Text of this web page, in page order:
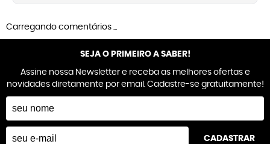
Carregando comentários ...
SEJA O PRIMEIRO A SABER!
Assine nossa Newsletter e receba as melhores ofertas e
novidades diretamente por email. Cadastre-se gratuitamente!
CADASTRAR